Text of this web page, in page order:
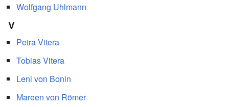
Wolfgang Uhlmann
V
Petra Vitera
Tobias Vitera
Leni von Bonin
Mareen von Römer